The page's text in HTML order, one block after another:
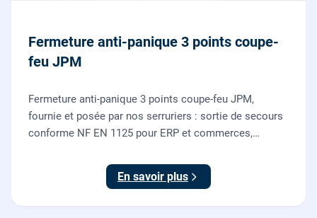
Fermeture anti-panique 3 points coupe-
feu JPM
Fermeture anti-panique 3 points coupe-feu JPM,
fournie et posée par nos serruriers : sortie de secours
conforme NF EN 1125 pour ERP et commerces,
En savoir plus